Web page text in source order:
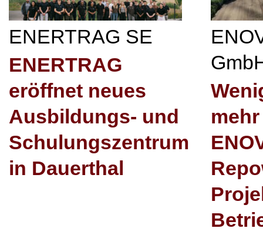
ENERTRAG SE
ENERTRAG
eröffnet neues
Ausbildungs- und
Schulungszentrum
in Dauerthal